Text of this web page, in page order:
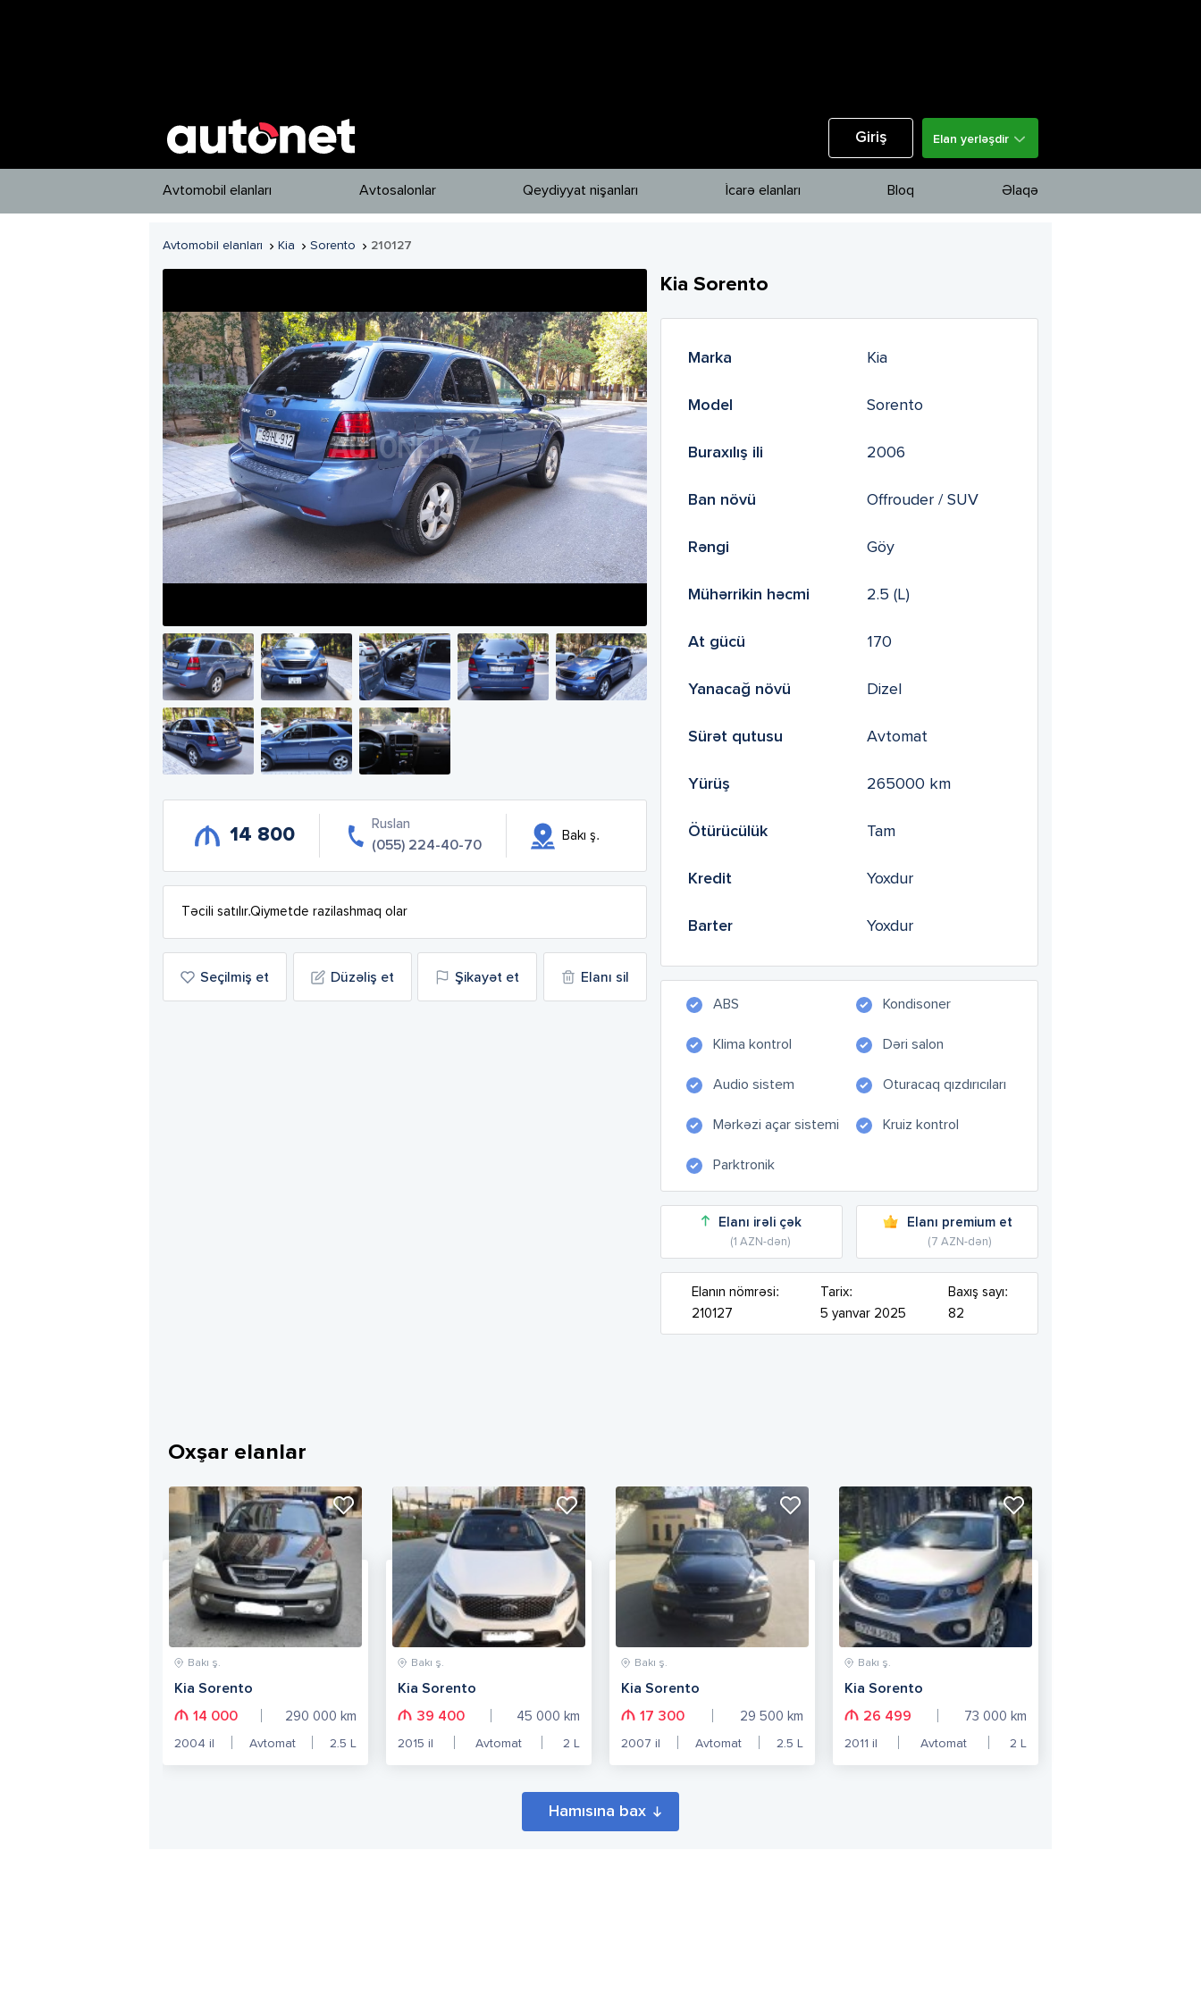
Giriş Elan yerləşdir
Avtomobil elanları Avtosalonlar Qeydiyyat nişanları İcarə elanları Bloq Əlaqə
Avtomobil elanları  Kia  Sorento  210127
14 800
Ruslan
(055) 224-40-70
Bakı ş.
Təcili satılır.Qiymetde razilashmaq olar
Seçilmiş et Düzəliş et Şikayət et Elanı sil
Kia Sorento
Marka Kia
Model Sorento
Buraxılış ili 2006
Ban növü Offrouder / SUV
Rəngi Göy
Mühərrikin həcmi 2.5 (L)
At gücü 170
Yanacağ növü Dizel
Sürət qutusu Avtomat
Yürüş 265000 km
Ötürücülük Tam
Kredit Yoxdur
Barter Yoxdur
ABS Kondisoner
Klima kontrol Dəri salon
Audio sistem Oturacaq qızdırıcıları
Mərkəzi açar sistemi Kruiz kontrol
Parktronik
Elanı irəli çək
(1 AZN-dən)
Elanı premium et
(7 AZN-dən)
Elanın nömrəsi:
210127
Tarix:
5 yanvar 2025
Baxış sayı:
82
Oxşar elanlar
Bakı ş.
Kia Sorento
14 000
290 000 km
2004 il Avtomat 2.5 L
Bakı ş.
Kia Sorento
39 400
45 000 km
2015 il Avtomat 2 L
Bakı ş.
Kia Sorento
17 300
29 500 km
2007 il Avtomat 2.5 L
Bakı ş.
Kia Sorento
26 499
73 000 km
2011 il Avtomat 2 L
Hamısına bax